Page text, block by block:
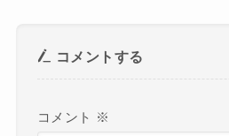
コメントする
コメント ※